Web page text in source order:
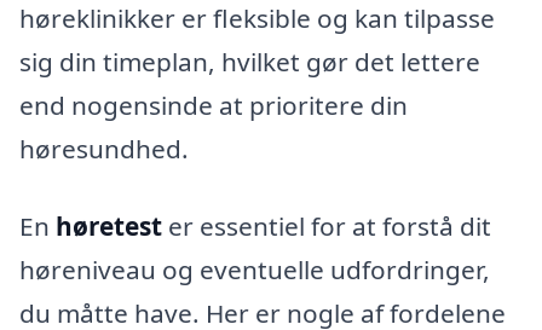
høreklinikker er fleksible og kan tilpasse
sig din timeplan, hvilket gør det lettere
end nogensinde at prioritere din
høresundhed.
En høretest er essentiel for at forstå dit
høreniveau og eventuelle udfordringer,
du måtte have. Her er nogle af fordelene